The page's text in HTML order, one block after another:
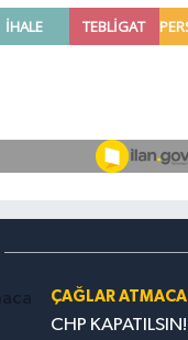
ÇAĞLAR ATMACA
CHP KAPATILSIN!